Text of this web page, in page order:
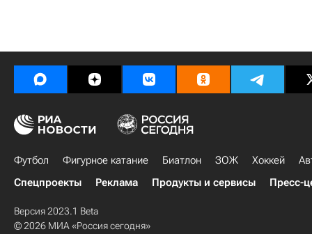
Футбол Фигурное катание Биатлон ЗОЖ Хоккей
Спецпроекты
Реклама Продукты и сервисы Пресс-
Версия 2023.1 Beta
© 2026 МИА «Россия сегодня»